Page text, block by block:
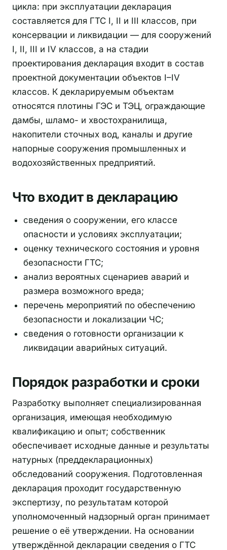
цикла: при эксплуатации декларация
составляется для ГТС I, II и III классов, при
консервации и ликвидации — для сооружений
I, II, III и IV классов, а на стадии
проектирования декларация входит в состав
проектной документации объектов I–IV
классов. К декларируемым объектам
относятся плотины ГЭС и ТЭЦ, ограждающие
дамбы, шламо- и хвостохранилища,
накопители сточных вод, каналы и другие
напорные сооружения промышленных и
водохозяйственных предприятий.
Что входит в декларацию
сведения о сооружении, его классе
опасности и условиях эксплуатации;
оценку технического состояния и уровня
безопасности ГТС;
анализ вероятных сценариев аварий и
размера возможного вреда;
перечень мероприятий по обеспечению
безопасности и локализации ЧС;
сведения о готовности организации к
ликвидации аварийных ситуаций.
Порядок разработки и сроки
Разработку выполняет специализированная
организация, имеющая необходимую
квалификацию и опыт; собственник
обеспечивает исходные данные и результаты
натурных (преддекларационных)
обследований сооружения. Подготовленная
декларация проходит государственную
экспертизу, по результатам которой
уполномоченный надзорный орган принимает
решение о её утверждении. На основании
утверждённой декларации сведения о ГТС